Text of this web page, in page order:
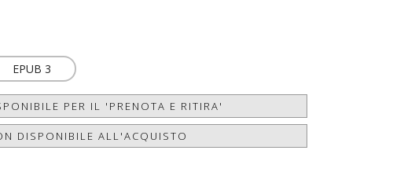
EPUB 3
PER IL 'PRENOTA E RITIRA'
DISPONIBILE ALL'ACQUISTO